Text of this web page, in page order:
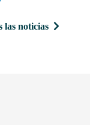
las noticias